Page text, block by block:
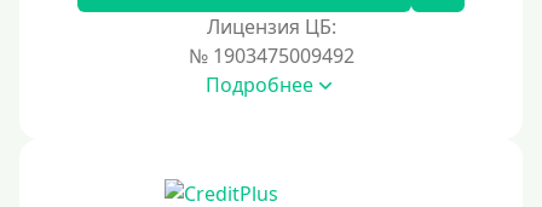
Лицензия ЦБ:
№ 1903475009492
Подробнее